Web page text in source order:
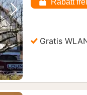
Nächstes Bild
Gratis